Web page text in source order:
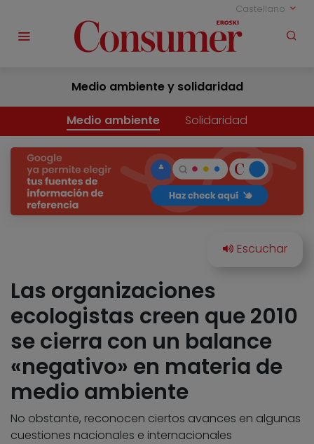
Castellano
Medio ambiente y solidaridad
Medio ambiente Solidaridad
Las organizaciones
ecologistas creen que 2010
se cierra con un balance
«negativo» en materia de
medio ambiente
No obstante, reconocen ciertos avances en algunas
cuestiones nacionales e internacionales